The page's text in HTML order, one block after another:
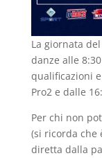
La giornata
danze alle
qualificazioni
Pro2 e dalle
Per chi non
(si ricorda che
diretta dalla